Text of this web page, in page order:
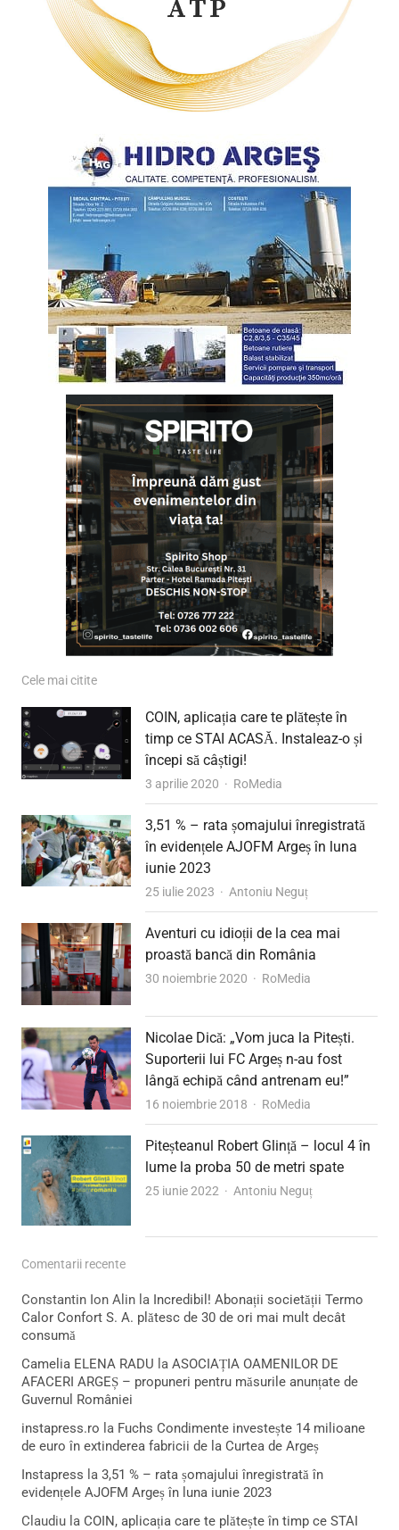
Cele mai citite
COIN, aplicația care te plătește în
timp ce STAI ACASĂ. Instaleaz-o și
începi să câștigi!
3 aprilie 2020 Author
RoMedia
3,51 % – rata șomajului înregistrată
în evidențele AJOFM Argeș în luna
iunie 2023
25 iulie 2023 Author
Antoniu Neguț
Aventuri cu idioții de la cea mai
proastă bancă din România
30 noiembrie 2020 Author
RoMedia
Nicolae Dică: „Vom juca la Pitești.
Suporterii lui FC Argeș n-au fost
lângă echipă când antrenam eu!”
16 noiembrie 2018 Author
RoMedia
Piteșteanul Robert Glință – locul 4 în
lume la proba 50 de metri spate
25 iunie 2022 Author
Antoniu Neguț
Comentarii recente
Constantin Ion Alin la Incredibil! Abonații societății Termo
Calor Confort S. A. plătesc de 30 de ori mai mult decât
consumă
Camelia ELENA RADU la ASOCIAȚIA OAMENILOR DE
AFACERI ARGEȘ – propuneri pentru măsurile anunțate de
Guvernul României
instapress.ro la Fuchs Condimente investește 14 milioane
de euro în extinderea fabricii de la Curtea de Argeș
Instapress la 3,51 % – rata șomajului înregistrată în
evidențele AJOFM Argeș în luna iunie 2023
Claudiu la COIN, aplicația care te plătește în timp ce STAI